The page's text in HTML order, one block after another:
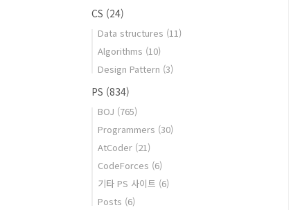
CS (24)
Data structures (11)
Algorithms (10)
Design Pattern (3)
PS (834)
BOJ (765)
Programmers (30)
AtCoder (21)
CodeForces (6)
기타 PS 사이트 (6)
Posts (6)